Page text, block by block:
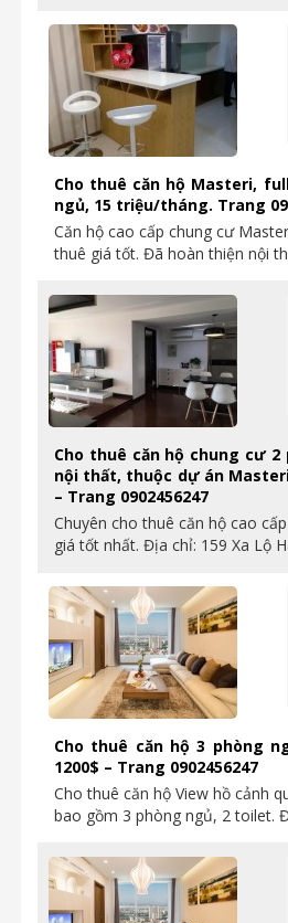
Cho thuê căn hộ Masteri,
ngủ, 15 triệu/tháng. Trang
Căn hộ cao cấp chung cư
thuê giá tốt. Đã hoàn thiện nội
Cho thuê căn hộ chung cư 2
nội thất, thuộc dự án
– Trang 0902456247
Chuyên cho thuê căn hộ cao
giá tốt nhất. Địa chỉ: 159 Xa Lộ
Cho thuê căn hộ 3 phòng
1200$ – Trang 0902456247
Cho thuê căn hộ View hồ cảnh
bao gồm 3 phòng ngủ, 2 toilet.